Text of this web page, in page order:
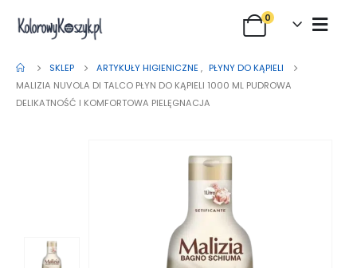
0
SKLEP ARTYKUŁY HIGIENICZNE , PŁYNY DO KĄPIELI
MALIZIA NUVOLA DI TALCO PŁYN DO KĄPIELI 1000 ML PUDROWA
DELIKATNOŚĆ I KOMFORTOWA PIELĘGNACJA